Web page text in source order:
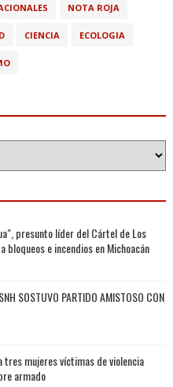
NOTA ROJA
CIENCIA ECOLOGIA
presunto líder del Cártel de Los
bloqueos e incendios en Michoacán
SOSTUVO PARTIDO AMISTOSO CON
tres mujeres víctimas de violencia
armado